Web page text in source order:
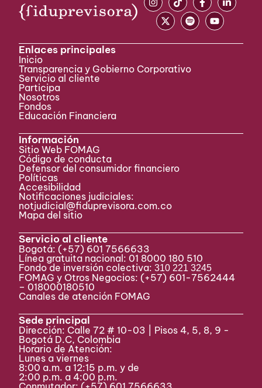
Enlaces principales
Inicio
Transparencia y Gobierno Corporativo
Servicio al cliente
Participa ​
Nosotros
Fondos
Educación Financiera
Información
Sitio Web FOMAG
Código de conducta
Defensor del consumidor financiero
Políticas
Accesibilidad
Notificaciones judiciales:
notjudicial@fiduprevisora.com.co
Mapa del sitio
Servicio al cliente
Bogotá: (+57) 601 7566633
Línea gratuita nacional: 01 8000 180 510
Fondo de inversión colectiva:310 221 3245
FOMAG y Otros Negocios: (+57) 601-7562444
– 018000180510
Canales de atención FOMAG
Sede principal
Dirección: Calle 72 # 10-03 | Pisos 4, 5, 8, 9 -
Bogotá D.C, Colombia
Horario de Atención:
Lunes a viernes
8:00 a.m. a 12:15 p.m. y de
2:00 p.m. a 4:00 p.m.